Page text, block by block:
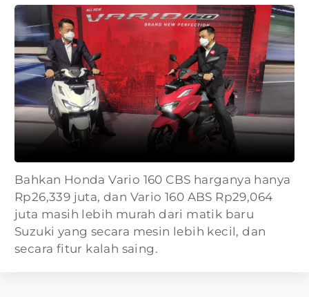
Bahkan Honda Vario 160 CBS harganya hanya
Rp26,339 juta, dan Vario 160 ABS Rp29,064
juta masih lebih murah dari matik baru
Suzuki yang secara mesin lebih kecil, dan
secara fitur kalah saing.